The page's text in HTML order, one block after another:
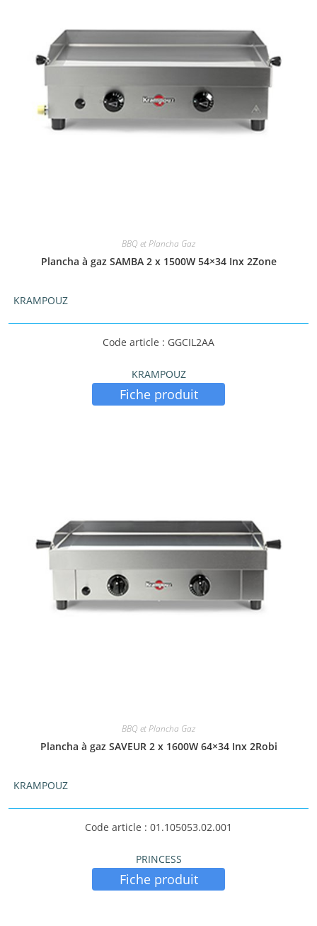
BBQ et Plancha Gaz
Plancha à gaz SAMBA 2 x 1500W 54×34 Inx 2Zone
KRAMPOUZ
Code article : GGCIL2AA
KRAMPOUZ
Fiche produit
BBQ et Plancha Gaz
Plancha à gaz SAVEUR 2 x 1600W 64×34 Inx 2Robi
KRAMPOUZ
Code article : 01.105053.02.001
PRINCESS
Fiche produit